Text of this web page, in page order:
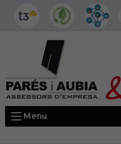
Menu